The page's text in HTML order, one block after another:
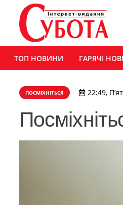
ТОП НОВИНИ ГАРЯЧІ
ПОСМІХНІТЬСЯ 22:49,